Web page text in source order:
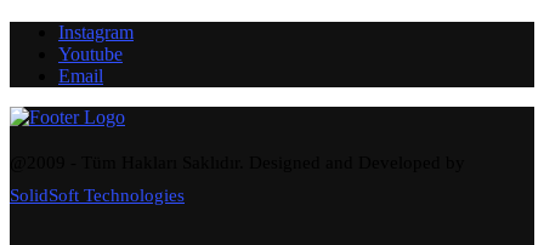
Instagram
Youtube
Email
SolidSoft Technologies